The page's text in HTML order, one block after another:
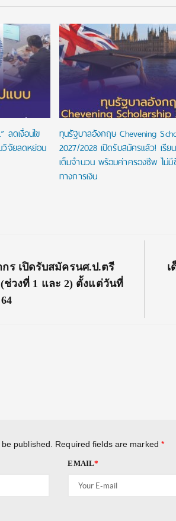
ลดเงื่อนไข
วิจัยลดหย่อน
ทุนรัฐบาลอังกฤษ Chevening
2027/2028 เปิดรับสมัครแล้ว! เรี
เต็มจำนวน พร้อมค่าครองชีพ ไม่
ทางการเงิน
กร เปิดรับสมัครนศ.ป.ตรี
ช่วงที่ 1 และ 2) ตั้งแต่วันที่
เ
published. Required fields are marked *
EMAIL*